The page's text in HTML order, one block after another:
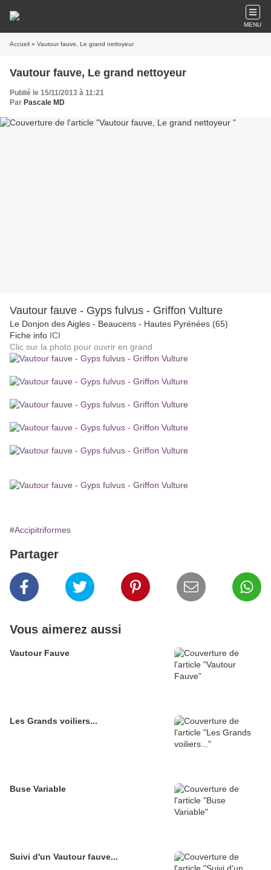
MENU
Accueil » Vautour fauve, Le grand nettoyeur
Vautour fauve, Le grand nettoyeur
Publié le 15/11/2013 à 11:21
Par Pascale MD
Vautour fauve - Gyps fulvus - Griffon Vulture
Le Donjon des Aigles - Beaucens - Hautes Pyrénées (65)
Fiche info ICI
Clic sur la photo pour ouvrir en grand
#Accipitriformes
Partager
Vous aimerez aussi
Vautour Fauve
Les Grands voiliers...
Buse Variable
Suivi d'un Vautour fauve...